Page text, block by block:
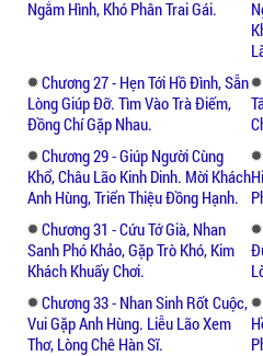
Ngắm Hình, Khó Phân Trai Gái.
Chương 27 - Hẹn Tới Hồ Đình, Sẵn
Lòng Giúp Đỡ. Tìm Vào Trà Điếm,
Đồng Chí Gặp Nhau.
Chương 29 - Giúp Người Cùng
Khổ, Châu Lão Kinh Dinh. Mời Khách
Anh Hùng, Triển Thiệu Đồng Hạnh.
Chương 31 - Cứu Tớ Già, Nhan
Sanh Phó Khảo, Gặp Trò Khó, Kim
Khách Khuấy Chơi.
Chương 33 - Nhan Sinh Rốt Cuộc,
Vui Gặp Anh Hùng. Liễu Lão Xem
Thơ, Lòng Chê Hàn Sĩ.